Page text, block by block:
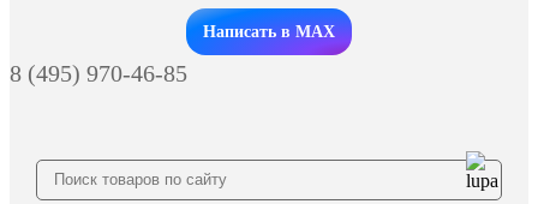
Заказать звонок
Написать в MAX
8 (495) 970-46-85